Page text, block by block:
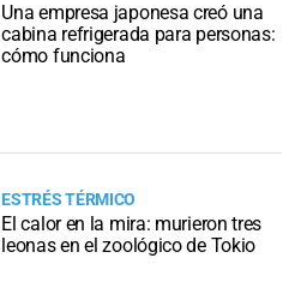
Una empresa japonesa creó una
cabina refrigerada para personas:
cómo funciona
ESTRÉS TÉRMICO
El calor en la mira: murieron tres
leonas en el zoológico de Tokio